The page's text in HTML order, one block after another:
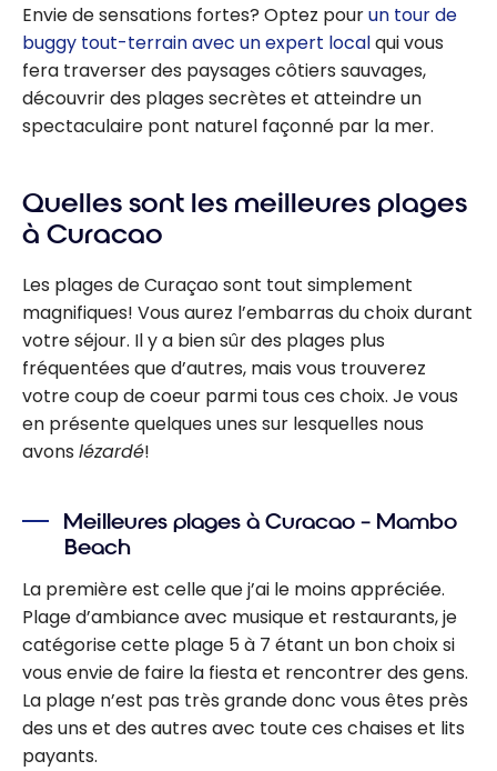
Envie de sensations fortes? Optez pourun tour de
buggy tout-terrain avec un expert localqui vous
fera traverser des paysages côtiers sauvages,
découvrir des plages secrètes et atteindre un
spectaculaire pont naturel façonné par la mer.
Quelles sont les meilleures plages
à Curacao
Les plages de Curaçao sont tout simplement
magnifiques! Vous aurez l’embarras du choix durant
votre séjour. Il y a bien sûr des plages plus
fréquentées que d’autres, mais vous trouverez
votre coup de coeur parmi tous ces choix. Je vous
en présente quelques unes sur lesquelles nous
avons lézardé!
Meilleures plages à Curacao – Mambo
Beach
La première est celle que j’ai le moins appréciée.
Plage d’ambiance avec musique et restaurants, je
catégorise cette plage 5 à 7 étant un bon choix si
vous envie de faire la fiesta et rencontrer des gens.
La plage n’est pas très grande donc vous êtes près
des uns et des autres avec toute ces chaises et lits
payants.